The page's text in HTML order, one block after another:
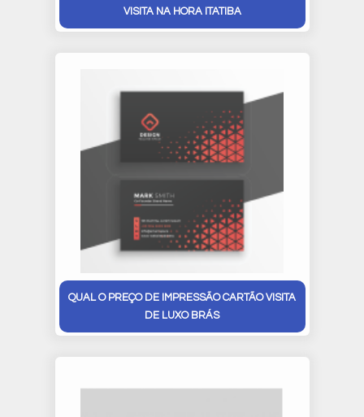
VISITA NA HORA ITATIBA
QUAL O PREÇO DE IMPRESSÃO CARTÃO VISITA
DE LUXO BRÁS